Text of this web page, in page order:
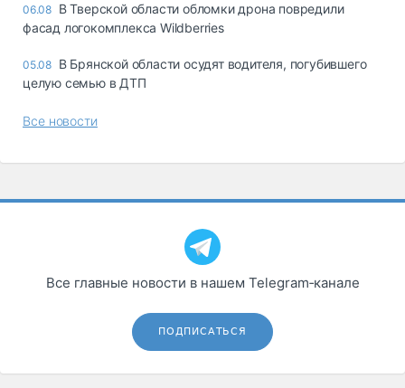
06.08 В Тверской области обломки дрона повредили
фасад логокомплекса Wildberries
05.08 В Брянской области осудят водителя, погубившего
целую семью в ДТП
Все новости
Все главные новости в нашем Telegram‑канале
ПОДПИСАТЬСЯ